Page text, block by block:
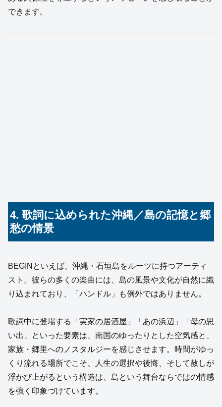
できます。
4. 歌詞に込められた沖縄／島の記憶と郷
愁の情景
BEGINといえば、沖縄・石垣島をルーツに持つアーティ
スト。彼らの多くの楽曲には、島の風景や文化が自然に織
り込まれており、「ハンドル」も例外ではありません。
歌詞中に登場する「実家の居酒屋」「あの浜辺」「母の思
い出」といった要素は、南国のゆったりとした空気感と、
家族・郷里へのノスタルジーを感じさせます。時間がゆっ
くり流れる場所でこそ、人生の選択や後悔、そして赦しが
浮かび上がるという構造は、島という舞台ならではの情感
を強く印象づけています。